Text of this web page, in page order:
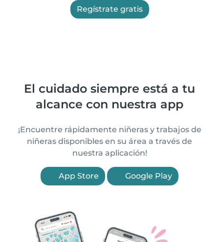
Regístrate gratis
El cuidado siempre está a tu
alcance con nuestra app
¡Encuentre rápidamente niñeras y trabajos de
niñeras disponibles en su área a través de
nuestra aplicación!
App Store Google Play